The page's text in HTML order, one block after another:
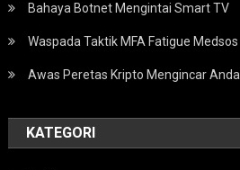
Bahaya Botnet Mengintai Smart TV
Waspada Taktik MFA Fatigue Medsos
Awas Peretas Kripto Mengincar Anda
KATEGORI